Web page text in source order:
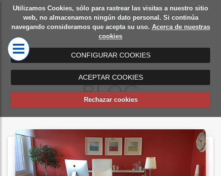
Utilizamos Cookies, sólo para rastrear las visitas a nuestro sitio
web, no almacenamos ningún dato personal. Si continúa
navegando consideramos que acepta su uso. Acerca de nuestras
cookies
CONFIGURAR COOKIES
ACEPTAR COOKIES
Rechazar cookies
Diseño
de
oficinas
Mamparas
de oficina
BLOG